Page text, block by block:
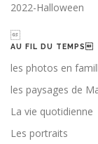
2022-Halloween
AU FIL DU TEMPS
les photos en
les paysages de
La vie quotidienne
Les portraits